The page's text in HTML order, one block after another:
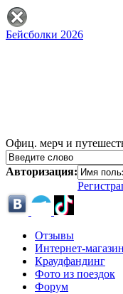
Бейсболки 2026
Офиц. мерч и
Авторизация:
Отзывы
Интернет-магазин
Краудфандинг
Фото из поездок
Форум